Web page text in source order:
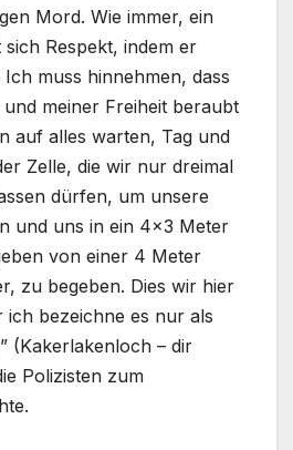
Mord. Wie immer, ein
Respekt, indem er
muss hinnehmen, dass
meiner Freiheit beraubt
auf alles warten, Tag und
Zelle, die wir nur dreimal
dürfen, um unsere
und uns in ein 4×3 Meter
von einer 4 Meter
zu begeben. Dies wir hier
ich bezeichne es nur als
(Kakerlakenloch – dir
Polizisten zum